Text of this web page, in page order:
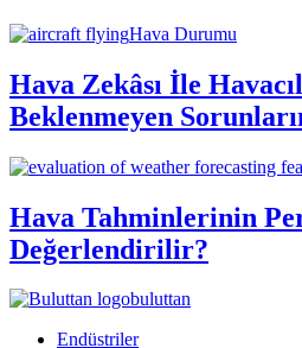
Hava Durumu
Hava Zekâsı İle
Beklenmeyen
Hava Tahminlerinin
Değerlendirilir?
buluttan
Endüstriler